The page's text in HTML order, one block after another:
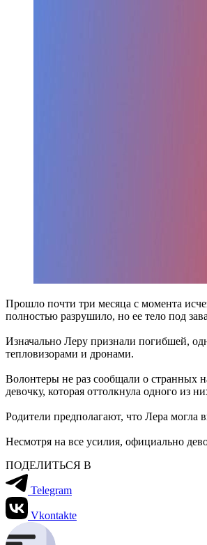
Прошло почти три месяца с момента
полностью разрушило, но ее тело под
Изначально Леру признали погибшей,
тепловизорами и дронами.
Волонтеры не раз сообщали о странных
девочку, которая оттолкнула одного из
Родители предполагают, что Лера могла
Несмотря на все усилия, официально
ПОДЕЛИТЬСЯ В
Telegram
Vkontakte